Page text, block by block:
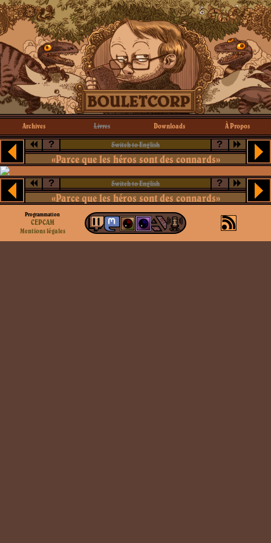
Archives Livres Downloads À Propos
? Switch to English ?
«Parce que les héros sont des connards»
? Switch to English ?
«Parce que les héros sont des connards»
Programmation
CEPCAM
Mentions légales